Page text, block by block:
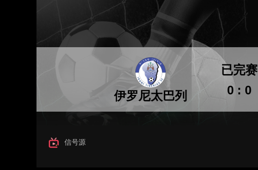
伊罗尼太巴列 0 : 0
已完赛
信号源